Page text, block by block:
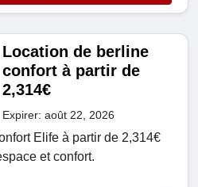
Location de berline
confort à partir de
2,314€
Expirer: août 22, 2026
Elife à partir de 2,314€
et confort.